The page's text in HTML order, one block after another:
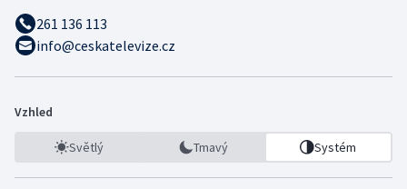
261 136 113
info@ceskatelevize.cz
Vzhled
Světlý Tmavý Systém